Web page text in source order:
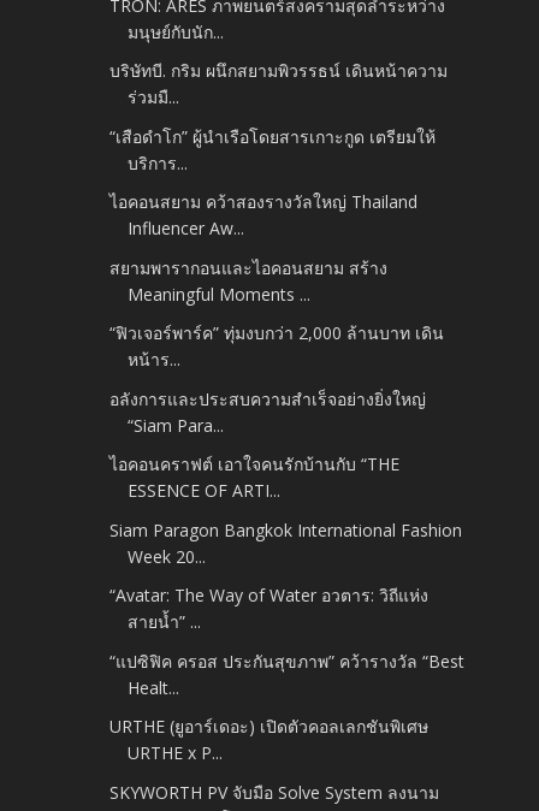
TRON: ARES ภาพยนตร์สงครามสุดล้ำระหว่าง
มนุษย์กับนัก...
บริษัทบี. กริม ผนึกสยามพิวรรธน์ เดินหน้าความ
ร่วมมื...
“เสือดำโก” ผู้นำเรือโดยสารเกาะกูด เตรียมให้
บริการ...
ไอคอนสยาม คว้าสองรางวัลใหญ่ Thailand
Influencer Aw...
สยามพารากอนและไอคอนสยาม สร้าง
Meaningful Moments ...
“ฟิวเจอร์พาร์ค” ทุ่มงบกว่า 2,000 ล้านบาท เดิน
หน้าร...
อลังการและประสบความสำเร็จอย่างยิ่งใหญ่
“Siam Para...
ไอคอนคราฟต์ เอาใจคนรักบ้านกับ “THE
ESSENCE OF ARTI...
Siam Paragon Bangkok International Fashion
Week 20...
“Avatar: The Way of Water อวตาร: วิถีแห่ง
สายน้ำ” ...
“แปซิฟิค ครอส ประกันสุขภาพ” คว้ารางวัล “Best
Healt...
URTHE (ยูอาร์เดอะ) เปิดตัวคอลเลกชันพิเศษ
URTHE x P...
SKYWORTH PV จับมือ Solve System ลงนาม